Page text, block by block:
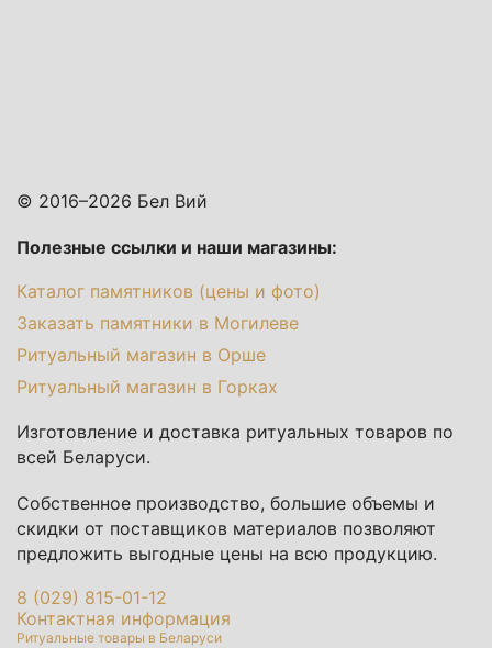
© 2016–2026 Бел Вий
Полезные ссылки и наши магазины:
Каталог памятников (цены и фото)
Заказать памятники в Могилеве
Ритуальный магазин в Орше
Ритуальный магазин в Горках
Изготовление и доставка ритуальных товаров по
всей Беларуси.
Собственное производство, большие объемы и
скидки от поставщиков материалов позволяют
предложить выгодные цены на всю продукцию.
8 (029) 815-01-12
Контактная информация
Ритуальные товары в Беларуси